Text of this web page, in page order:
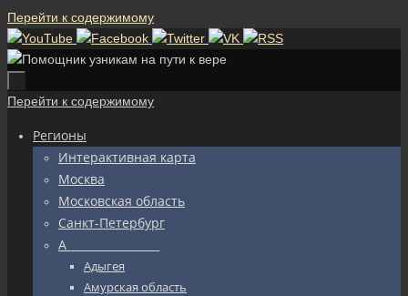
Перейти к содержимому
Перейти к содержимому
Регионы
Интерактивная карта
Москва
Московская область
Санкт-Петербург
А_________________
Адыгея
Амурская область